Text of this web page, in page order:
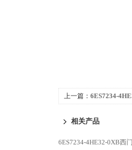
上一篇： 6ES7234-
相关产品
6ES7234-4HE32-0XB西